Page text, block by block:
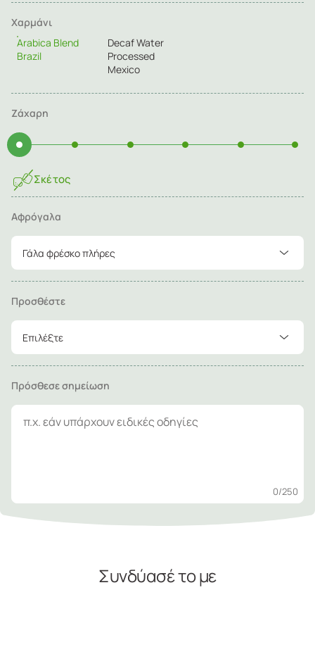
Χαρμάνι
Arabica Blend
Brazil
Decaf Water
Processed
Mexico
Ζάχαρη
Σκέτος
Αφρόγαλα
Γάλα φρέσκο πλήρες
Προσθέστε
Επιλέξτε
Πρόσθεσε σημείωση
0/250
Συνδύασέ το με